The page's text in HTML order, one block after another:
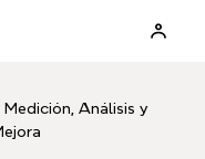
Medición, Análisis y